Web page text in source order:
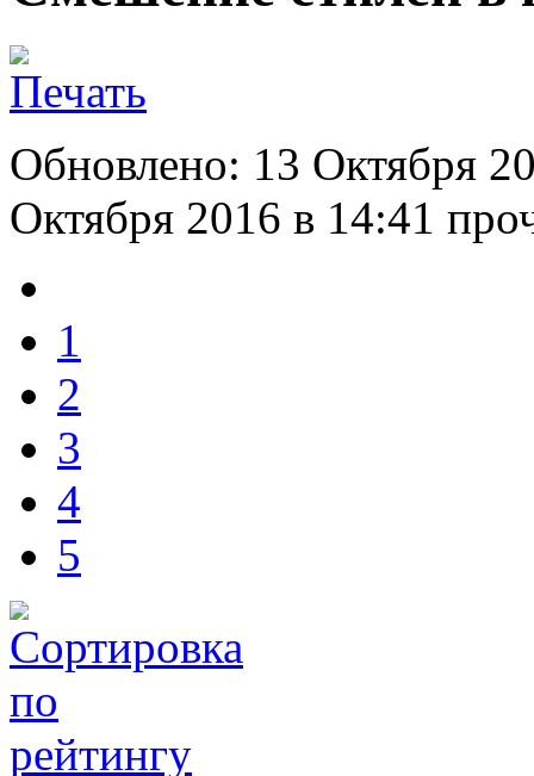
Обновлено: 13 Октября
Октября 2016 в 14:41
1
2
3
4
5